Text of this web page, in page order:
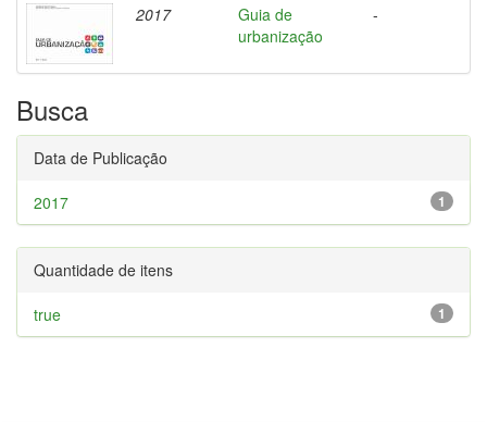
2017
Guia de
urbanização
-
Busca
Data de Publicação
1
2017
Quantidade de itens
1
true